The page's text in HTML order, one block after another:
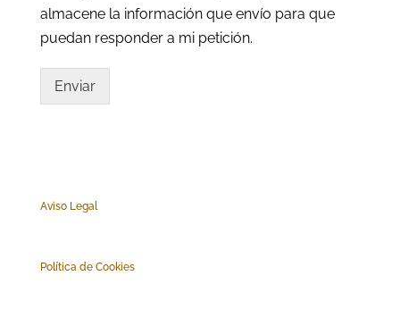
almacene la información que envío para que
puedan responder a mi petición.
Enviar
Aviso Legal
Política de Cookies